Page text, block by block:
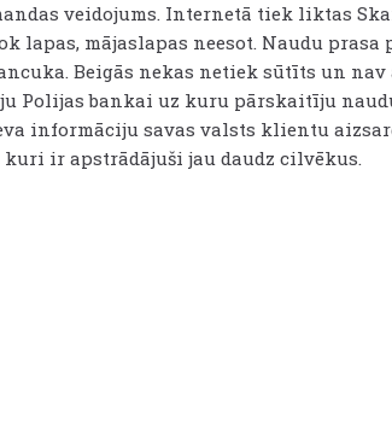
veidojums. Internetā tiek liktas
lapas, mājaslapas neesot. Naudu
Beigās nekas netiek sūtīts un nav
Polijas bankai uz kuru pārskaitīju
informāciju savas valsts klientu
ir apstrādājuši jau daudz cilvēkus.